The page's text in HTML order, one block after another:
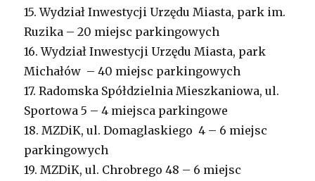
15. Wydział Inwestycji Urzędu Miasta, park im.
Ruzika – 20 miejsc parkingowych
16. Wydział Inwestycji Urzędu Miasta, park
Michałów – 40 miejsc parkingowych
17. Radomska Spółdzielnia Mieszkaniowa, ul.
Sportowa 5 – 4 miejsca parkingowe
18. MZDiK, ul. Domaglaskiego 4 – 6 miejsc
parkingowych
19. MZDiK, ul. Chrobrego 48 – 6 miejsc